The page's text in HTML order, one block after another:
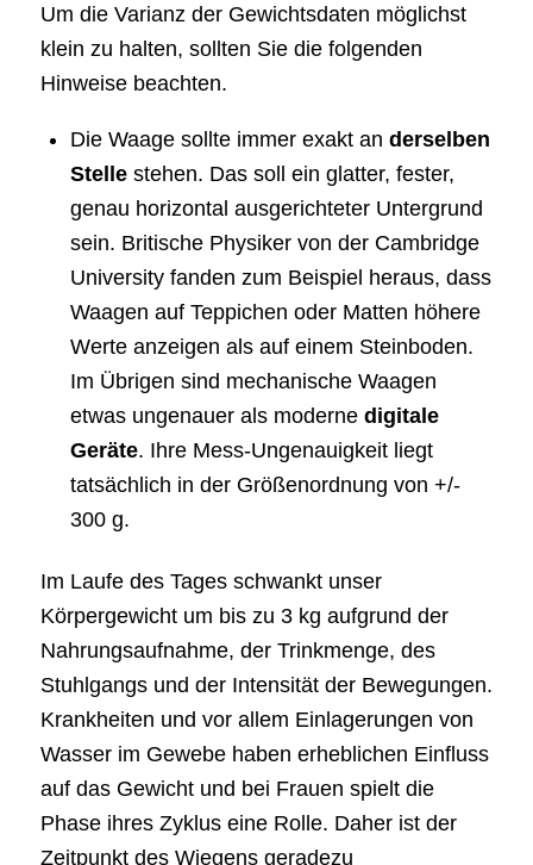
Um die Varianz der Gewichtsdaten möglichst
klein zu halten, sollten Sie die folgenden
Hinweise beachten.
Die Waage sollte immer exakt an derselben
Stellestehen. Das soll ein glatter, fester,
genau horizontal ausgerichteter Untergrund
sein. Britische Physiker von der Cambridge
University fanden zum Beispiel heraus, dass
Waagen auf Teppichen oder Matten höhere
Werte anzeigen als auf einem Steinboden.
Im Übrigen sind mechanische Waagen
etwas ungenauer als moderne digitale
Geräte. Ihre Mess-Ungenauigkeit liegt
tatsächlich in der Größenordnung von +/-
300 g.
Im Laufe des Tages schwankt unser
Körpergewicht um bis zu 3 kg aufgrund der
Nahrungsaufnahme, der Trinkmenge, des
Stuhlgangs und der Intensität der Bewegungen.
Krankheiten und vor allem Einlagerungen von
Wasser im Gewebe haben erheblichen Einfluss
auf das Gewicht und bei Frauen spielt die
Phase ihres Zyklus eine Rolle. Daher ist der
Zeitpunkt des Wiegens geradezu